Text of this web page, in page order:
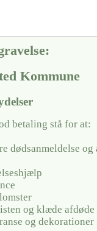
Kommune
betaling stå for at:
dødsanmeldelse
og klæde afdøde
og dekorationer